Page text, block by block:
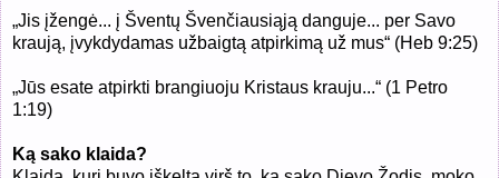
„Jis įžengė... į Šventų Švenčiausiąją danguje... per Savo
kraują, įvykdydamas užbaigtą atpirkimą už mus“ (Heb 9:25)
„Jūs esate atpirkti brangiuoju Kristaus krauju...“ (1 Petro
1:19)
Ką sako klaida?